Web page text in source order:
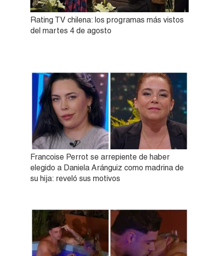
Rating TV chilena: los programas más vistos
del martes 4 de agosto
Francoise Perrot se arrepiente de haber
elegido a Daniela Aránguiz como madrina de
su hija: reveló sus motivos